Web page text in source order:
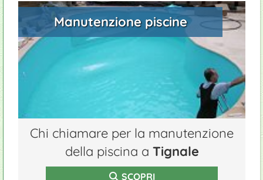
Manutenzione piscine
Chi chiamare per la manutenzione
della piscina a Tignale
SCOPRI